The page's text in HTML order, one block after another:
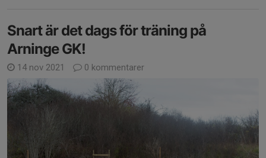
Snart är det dags för träning på
Arninge GK!
14 nov 2021 0 kommentarer